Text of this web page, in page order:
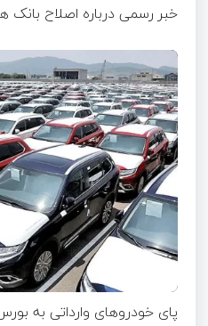
خبر رسمی درباره اصلاح بانک
پای خودروهای وارداتی به